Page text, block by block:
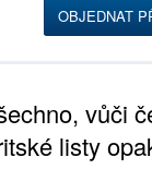
OBJEDNAT
vůči
listy